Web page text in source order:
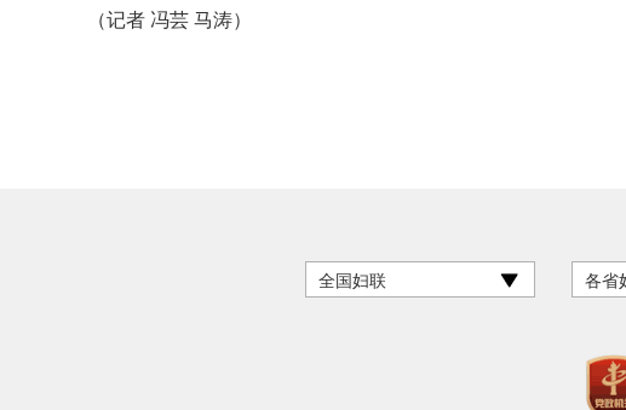
（记者 冯芸 马涛）
全国妇联 各省